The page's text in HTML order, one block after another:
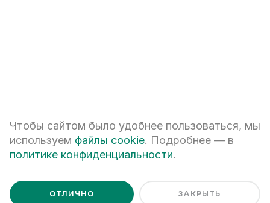
Я ознакомлен с
Политикой обработки персональных данных
Чтобы сайтом было удобнее пользоваться, мы
используем файлы cookie. Подробнее — в
политике конфиденциальности.
ОТЛИЧНО ЗАКРЫТЬ